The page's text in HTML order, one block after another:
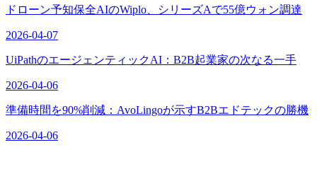
ドローン予知保全AIのWiplo、シリーズAで55億ウォン調達
2026-04-07
UiPathのエージェンティックAI：B2B起業家の次なる一手
2026-04-06
準備時間を90%削減：AvoLingoが示すB2Bエドテックの勝機
2026-04-06